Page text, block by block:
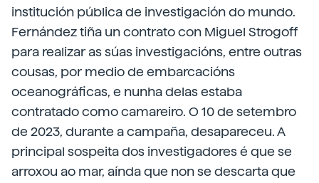
institución pública de investigación do mundo.
Fernández tiña un contrato con Miguel Strogoff
para realizar as súas investigacións, entre outras
cousas, por medio de embarcacións
oceanográficas, e nunha delas estaba
contratado como camareiro. O 10 de setembro
de 2023, durante a campaña, desapareceu. A
principal sospeita dos investigadores é que se
arroxou ao mar, aínda que non se descarta que